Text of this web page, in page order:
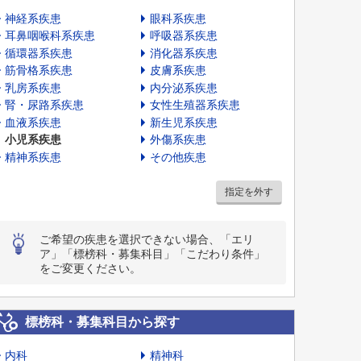
神経系疾患
眼科系疾患
耳鼻咽喉科系疾患
呼吸器系疾患
循環器系疾患
消化器系疾患
筋骨格系疾患
皮膚系疾患
乳房系疾患
内分泌系疾患
腎・尿路系疾患
女性生殖器系疾患
血液系疾患
新生児系疾患
小児系疾患
外傷系疾患
精神系疾患
その他疾患
指定を外す
ご希望の疾患を選択できない場合、「エリ
ア」「標榜科・募集科目」「こだわり条件」
をご変更ください。
標榜科・募集科目から探す
内科 精神科